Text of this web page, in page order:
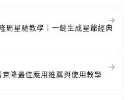
周星馳教學｜一鍵生成星爺經典
克隆最佳應用推薦與使用教學